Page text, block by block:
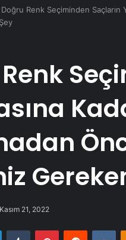
Doğru Renk Seçiminden Saçların
Kasım 21, 2022
LinkedInTumblr PinterestReddit